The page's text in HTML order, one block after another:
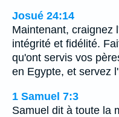
Josué 24:14
Maintenant, craignez
intégrité et fidélité.
qu'ont servis vos
en Egypte, et servez
1 Samuel 7:3
Samuel dit à toute la